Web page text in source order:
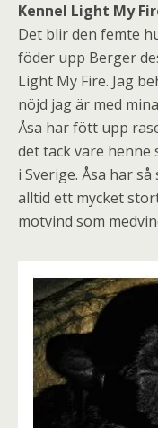
Kennel Light My
Det blir den femte
föder upp Berger
Light My Fire. Jag
nöjd jag är med
Åsa har fött upp
det tack vare henne
i Sverige. Åsa har
alltid ett mycket
motvind som